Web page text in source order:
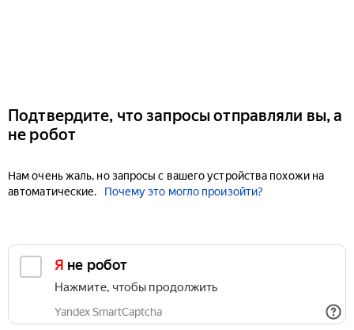
Подтвердите, что запросы отправляли вы, а
не робот
Нам очень жаль, но запросы с вашего устройства похожи на
автоматические.
Почему это могло произойти?
Я не робот
Нажмите, чтобы продолжить
Yandex SmartCaptcha